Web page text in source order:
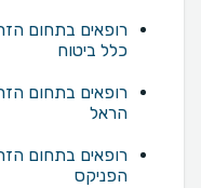
כלל ביטוח
הראל
הפניקס